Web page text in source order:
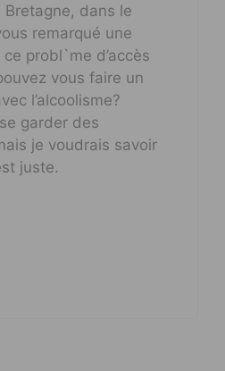
dans le
remarqué une
probl`me d’accès
vous faire un
l’alcoolisme?
garder des
je voudrais savoir
juste.